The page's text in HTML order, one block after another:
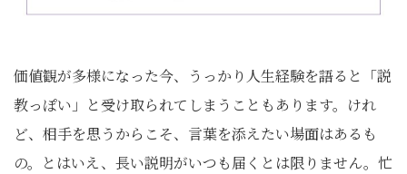
価値観が多様になった今、うっかり人生経験を語ると「説
教っぽい」と受け取られてしまうこともあります。けれ
ど、相手を思うからこそ、言葉を添えたい場面はあるも
の。とはいえ、長い説明がいつも届くとは限りません。忙